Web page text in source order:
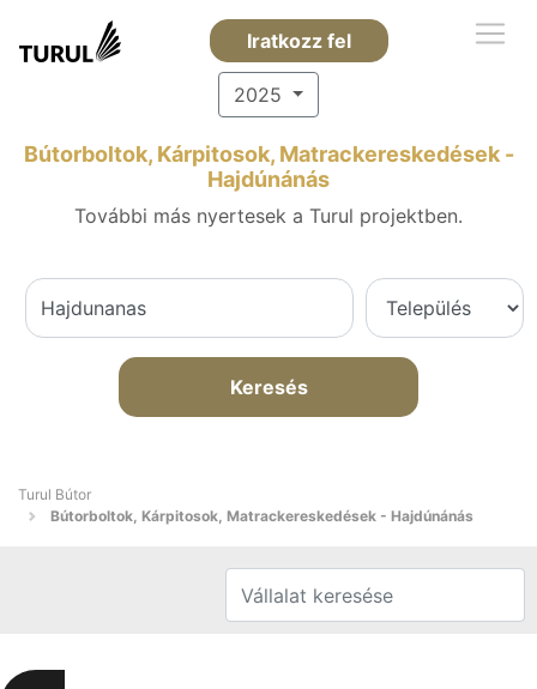
Iratkozz fel
2025
Bútorboltok, Kárpitosok, Matrackereskedések -
Hajdúnánás
További más nyertesek a Turul projektben.
Keresés
Turul Bútor
Bútorboltok, Kárpitosok, Matrackereskedések - Hajdúnánás